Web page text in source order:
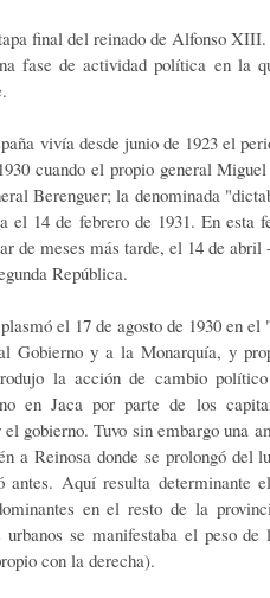
final del reinado de Alfonso
fase de actividad política en la
vivía desde junio de 1923 el
cuando el propio general
Berenguer; la denominada
el 14 de febrero de 1931. En
de meses más tarde, el 14 de
República.
el 17 de agosto de 1930 en el
Gobierno y a la Monarquía, y
la acción de cambio
en Jaca por parte de los
gobierno. Tuvo sin embargo una
a Reinosa donde se prolongó del
antes. Aquí resulta determinante
en el resto de la
se manifestaba el peso
con la derecha).